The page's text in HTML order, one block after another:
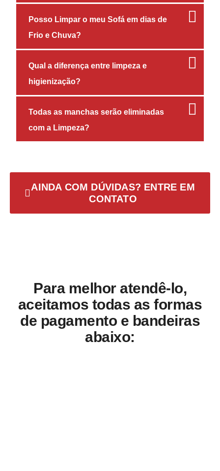
Posso Limpar o meu Sofá em dias de
Frio e Chuva?
Qual a diferença entre limpeza e
higienização?
Todas as manchas serão eliminadas
com a Limpeza?
AINDA COM DÚVIDAS? ENTRE EM
CONTATO
Para melhor atendê-lo,
aceitamos todas as formas
de pagamento e bandeiras
abaixo: